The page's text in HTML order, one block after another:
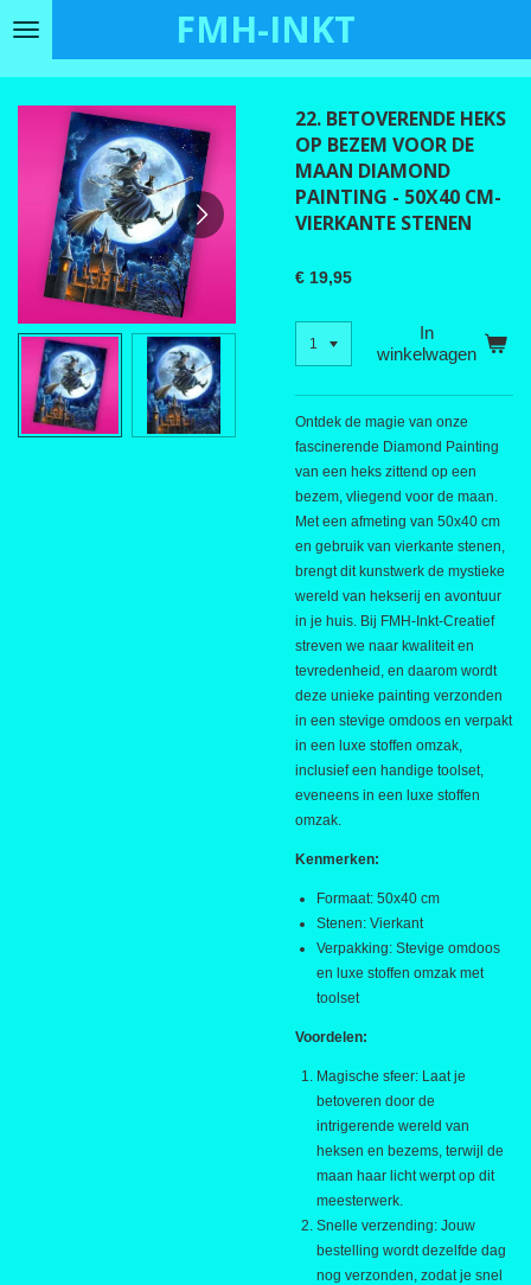
Ga
hoofdinhoud
FMH-INKT
22. BETOVERENDE HEKS
OP BEZEM VOOR DE
MAAN DIAMOND
PAINTING - 50X40 CM-
VIERKANTE STENEN
€ 19,95
In
winkelwagen
Ontdek de magie van onze
fascinerende Diamond Painting
van een heks zittend op een
bezem, vliegend voor de maan.
Met een afmeting van 50x40 cm
en gebruik van vierkante stenen,
brengt dit kunstwerk de mystieke
wereld van hekserij en avontuur
in je huis. Bij FMH-Inkt-Creatief
streven we naar kwaliteit en
tevredenheid, en daarom wordt
deze unieke painting verzonden
in een stevige omdoos en verpakt
in een luxe stoffen omzak,
inclusief een handige toolset,
eveneens in een luxe stoffen
omzak.
Kenmerken:
Formaat: 50x40 cm
Stenen: Vierkant
Verpakking: Stevige omdoos
en luxe stoffen omzak met
toolset
Voordelen:
Magische sfeer: Laat je
betoveren door de
intrigerende wereld van
heksen en bezems, terwijl de
maan haar licht werpt op dit
meesterwerk.
Snelle verzending: Jouw
bestelling wordt dezelfde dag
nog verzonden, zodat je snel